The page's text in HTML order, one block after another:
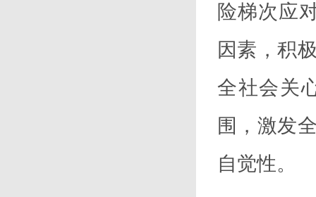
险梯次应
因素，积
全社会关
围，激发
自觉性。